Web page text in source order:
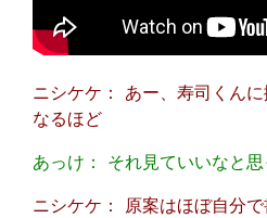
ニシケケ： あー、寿司くんに
なるほど
あっけ： それ見ていいなと
ニシケケ： 原案はほぼ自分